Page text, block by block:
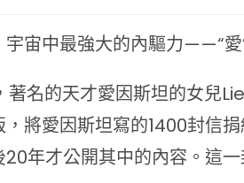
宇宙中最強大的內驅力——“愛
著名的天才愛因斯坦的女兒
將愛因斯坦寫的1400封信
20年才公開其中的內容。這